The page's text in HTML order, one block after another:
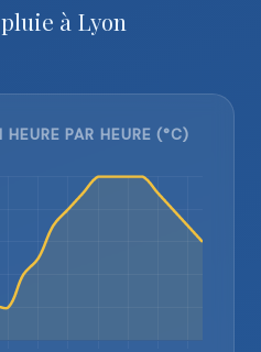
à Lyon
HEURE PAR HEURE (°C)